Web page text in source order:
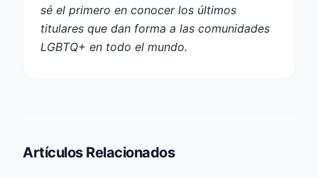
sé el primero en conocer los últimos
titulares que dan forma a las comunidades
LGBTQ+ en todo el mundo.
Artículos Relacionados